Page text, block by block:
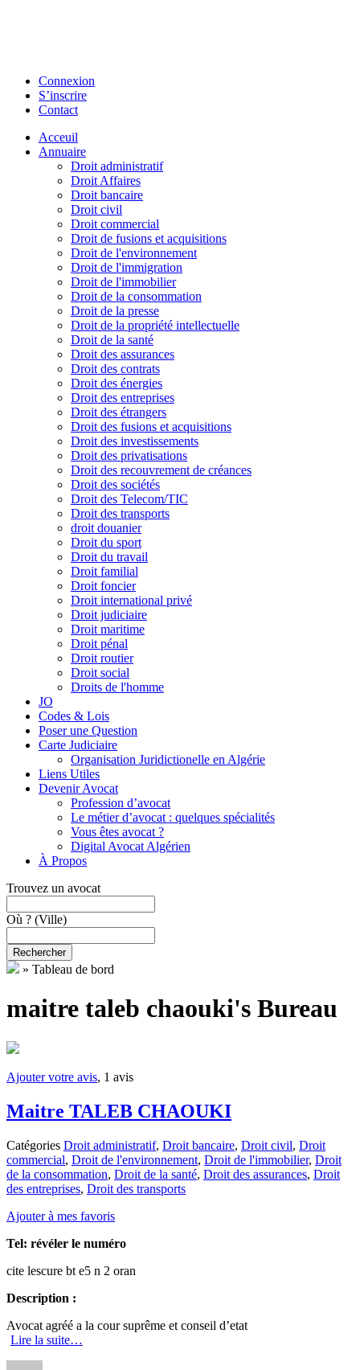
Connexion
S’inscrire
Contact
Acceuil
Annuaire
Droit administratif
Droit Affaires
Droit bancaire
Droit civil
Droit commercial
Droit de fusions et acquisitions
Droit de l'environnement
Droit de l'immigration
Droit de l'immobilier
Droit de la consommation
Droit de la presse
Droit de la propriété intellectuelle
Droit de la santé
Droit des assurances
Droit des contrats
Droit des énergies
Droit des entreprises
Droit des étrangers
Droit des fusions et acquisitions
Droit des investissements
Droit des privatisations
Droit des recouvrement de créances
Droit des sociétés
Droit des Telecom/TIC
Droit des transports
droit douanier
Droit du sport
Droit du travail
Droit familial
Droit foncier
Droit international privé
Droit judiciaire
Droit maritime
Droit pénal
Droit routier
Droit social
Droits de l'homme
JO
Codes & Lois
Poser une Question
Carte Judiciaire
Organisation Juridictionelle en Algérie
Liens Utiles
Devenir Avocat
Profession d’avocat
Le métier d’avocat : quelques spécialités
Vous êtes avocat ?
Digital Avocat Algérien
À Propos
Trouvez un avocat
Où ? (Ville)
Rechercher
» Tableau de bord
maitre taleb chaouki's Bureau
Ajouter votre avis, 1 avis
Maitre TALEB CHAOUKI
Catégories Droit administratif, Droit bancaire, Droit civil, Droit
commercial, Droit de l'environnement, Droit de l'immobilier, Droit
de la consommation, Droit de la santé, Droit des assurances, Droit
des entreprises, Droit des transports
Ajouter à mes favoris
Tel: révéler le numéro
cite lescure bt e5 n 2 oran
Description :
Avocat agréé a la cour suprême et conseil d’etat
Lire la suite…